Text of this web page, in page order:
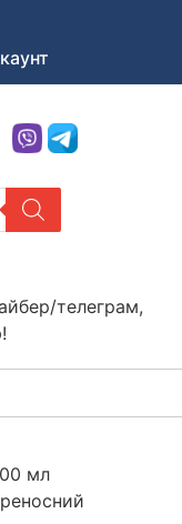
в Україні
телеграм,
мл